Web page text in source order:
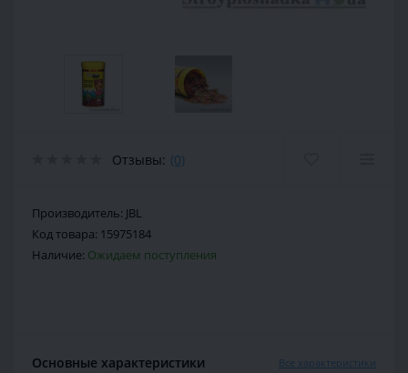
Отзывы: (0)
Производитель: JBL
Код товара: 15975184
Наличие: Ожидаем поступления
Основные характеристики Все характеристики